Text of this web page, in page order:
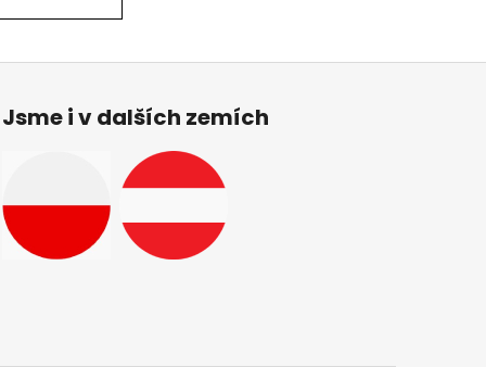
Jsme i v dalších zemích